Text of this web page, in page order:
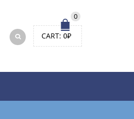
0
CART: 0₽